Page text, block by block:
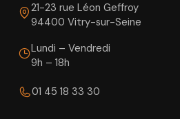
21-23 rue Léon Geffroy
94400 Vitry-sur-Seine
Lundi – Vendredi
9h – 18h
01 45 18 33 30